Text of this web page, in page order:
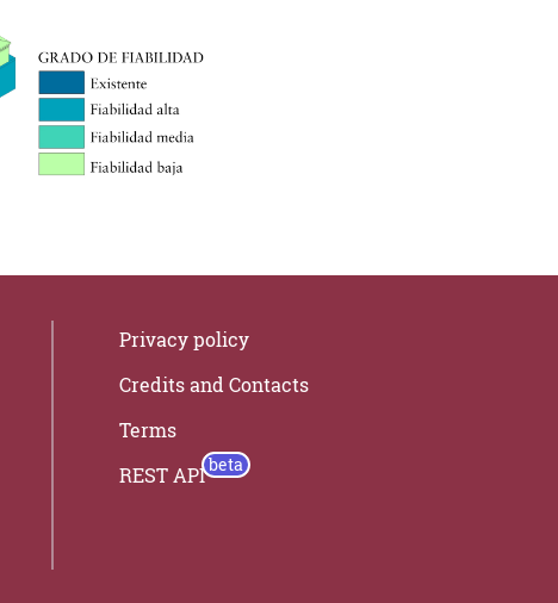
Privacy policy
Credits and Contacts
Terms
REST API